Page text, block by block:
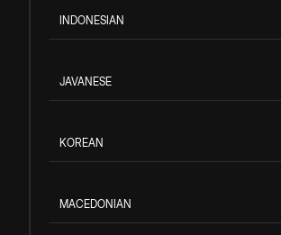
INDONESIAN
JAVANESE
KOREAN
MACEDONIAN